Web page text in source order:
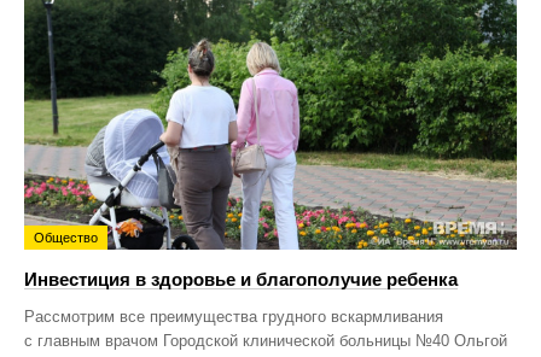
Общество
Инвестиция в здоровье и благополучие ребенка
Рассмотрим все преимущества грудного вскармливания
с главным врачом Городской клинической больницы №40 Ольгой